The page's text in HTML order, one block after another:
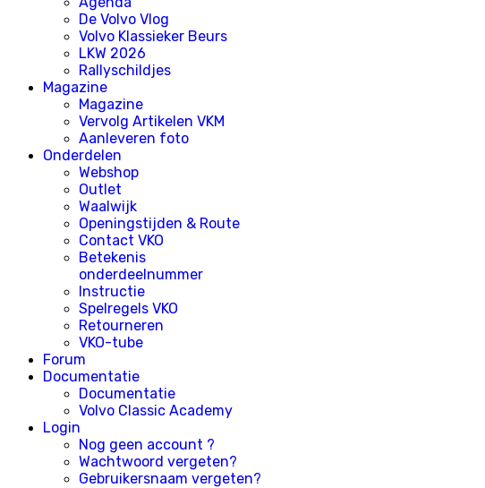
De Volvo Vlog
Volvo Klassieker Beurs
LKW 2026
Rallyschildjes
Magazine
Magazine
Vervolg Artikelen VKM
Aanleveren foto
Onderdelen
Webshop
Outlet
Waalwijk
Openingstijden & Route
Contact VKO
Betekenis
onderdeelnummer
Instructie
Spelregels VKO
Retourneren
VKO-tube
Forum
Documentatie
Documentatie
Volvo Classic Academy
Login
Nog geen account ?
Wachtwoord vergeten?
Gebruikersnaam vergeten?